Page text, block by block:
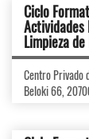
Ciclo
Actividades
Limpieza
Centro Privado
Beloki 66,